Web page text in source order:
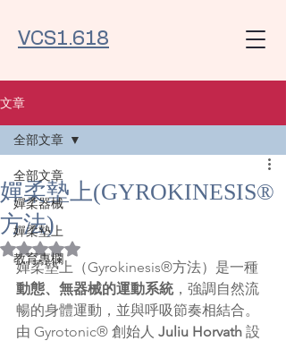
VCS1.618
文章
全部文章
嬋柔器械
嬋柔墊上
教育專欄
全部文章
嬋柔墊上(GYROKINESIS®
方法)
評等為 NaN（最高為 5 顆星）。
嬋柔墊上（Gyrokinesis®方法）是一種
動態、無器械的運動系統，強調自然流
暢的身體運動，並與呼吸節奏相結合。
由 Gyrotonic® 創始人 Juliu Horvath 設